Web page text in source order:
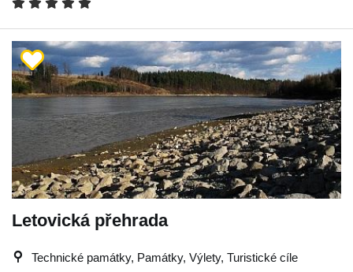
Letovická přehrada
Technické památky, Památky, Výlety, Turistické cíle